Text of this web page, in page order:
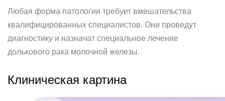
Любая форма патологии требует вмешательства
квалифицированных специалистов. Они проведут
диагностику и назначат специальное лечение
долькового рака молочной железы.
Клиническая картина